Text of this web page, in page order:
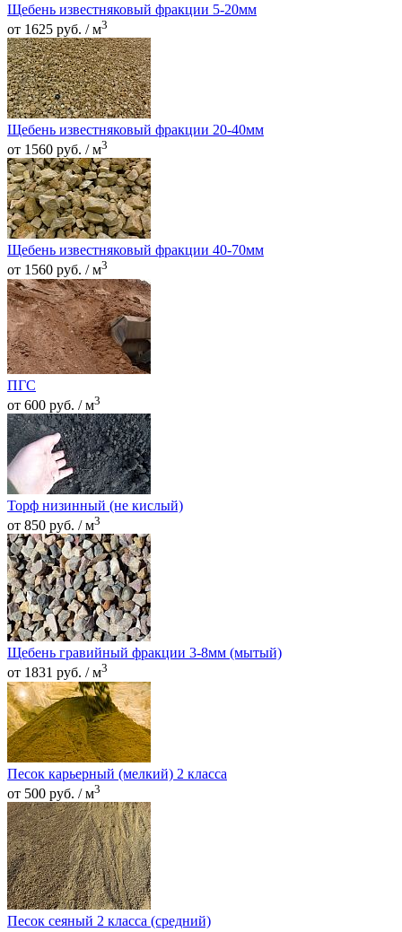
Щебень известняковый фракции 5-20мм
от 1625 руб. / м3
Щебень известняковый фракции 20-40мм
от 1560 руб. / м3
Щебень известняковый фракции 40-70мм
от 1560 руб. / м3
ПГС
от 600 руб. / м3
Торф низинный (не кислый)
от 850 руб. / м3
Щебень гравийный фракции 3-8мм (мытый)
от 1831 руб. / м3
Песок карьерный (мелкий) 2 класса
от 500 руб. / м3
Песок сеяный 2 класса (средний)